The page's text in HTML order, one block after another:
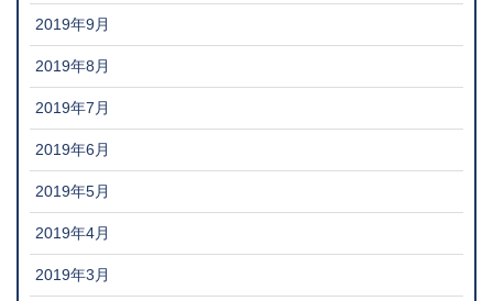
2019年9月
2019年8月
2019年7月
2019年6月
2019年5月
2019年4月
2019年3月